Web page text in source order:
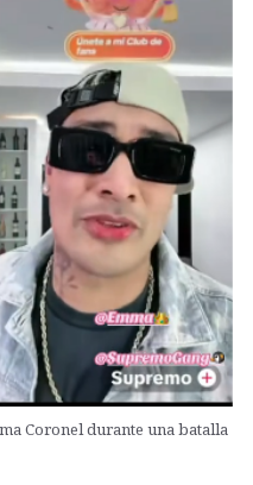
Coronel durante una batalla